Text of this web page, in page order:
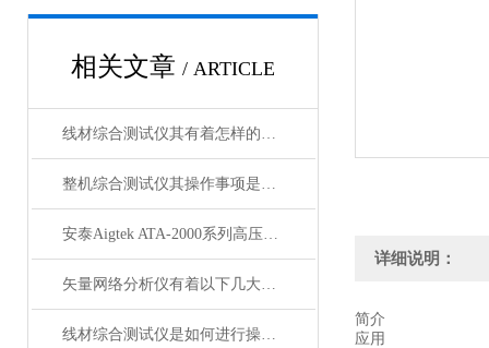
相关文章 / ARTICLE
线材综合测试仪其有着怎样的优势呢？
整机综合测试仪其操作事项是很有讲究的
安泰Aigtek ATA-2000系列高压放大器
矢量网络分析仪有着以下几大核心特点
线材综合测试仪是如何进行操作的呢？
详细说明：
简介
应用